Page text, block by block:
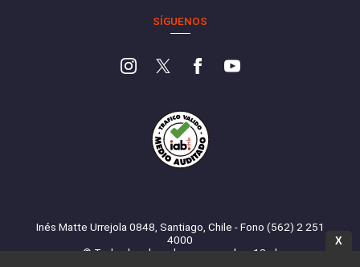
SÍGUENOS
Inés Matte Urrejola 0848, Santiago, Chile - Fono (562) 2 251
4000
© Todos los derechos reservados. 13.cl
X